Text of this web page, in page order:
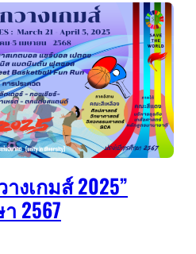
งเกมส์ 2025”
2567